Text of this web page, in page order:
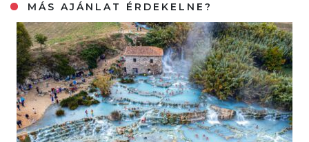
MÁS AJÁNLAT ÉRDEKELNE?